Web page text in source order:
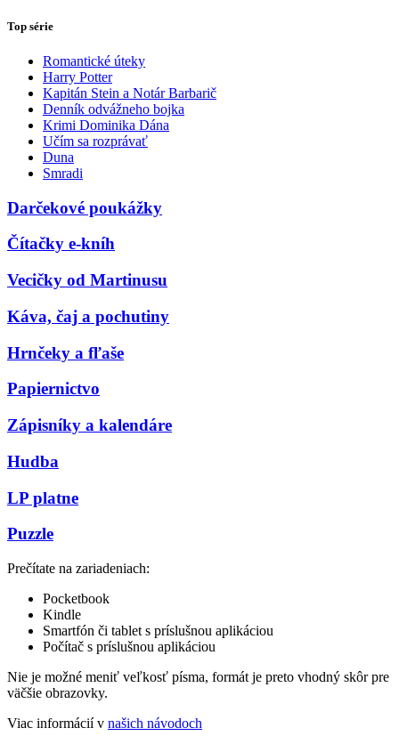
Top série
Romantické úteky
Harry Potter
Kapitán Stein a Notár Barbarič
Denník odvážneho bojka
Krimi Dominika Dána
Učím sa rozprávať
Duna
Smradi
Darčekové poukážky
Čítačky e-kníh
Vecičky od Martinusu
Káva, čaj a pochutiny
Hrnčeky a fľaše
Papiernictvo
Zápisníky a kalendáre
Hudba
LP platne
Puzzle
Prečítate na zariadeniach:
Pocketbook
Kindle
Smartfón či tablet s príslušnou aplikáciou
Počítač s príslušnou aplikáciou
Nie je možné meniť veľkosť písma, formát je preto vhodný skôr pre
väčšie obrazovky.
Viac informácií v našich návodoch